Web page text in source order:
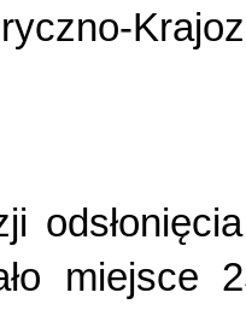
miejsce